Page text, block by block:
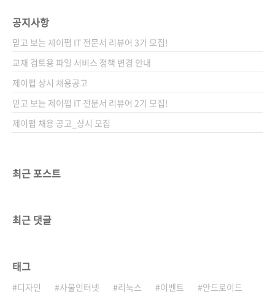
공지사항
믿고 보는 제이펍 IT 전문서 리뷰어 3기 모집!
교재 검토용 파일 서비스 정책 변경 안내
제이펍 상시 채용공고
믿고 보는 제이펍 IT 전문서 리뷰어 2기 모집!
제이펍 채용 공고_상시 모집
최근 포스트
최근 댓글
태그
디자인 사물인터넷 리눅스 이벤트
안드로이드